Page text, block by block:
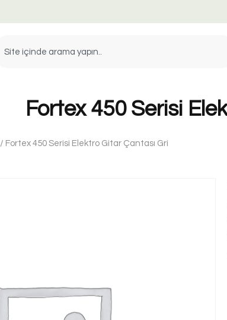
Fortex 450 Serisi
/ Fortex 450 Serisi Elektro Gitar Çantası Gri